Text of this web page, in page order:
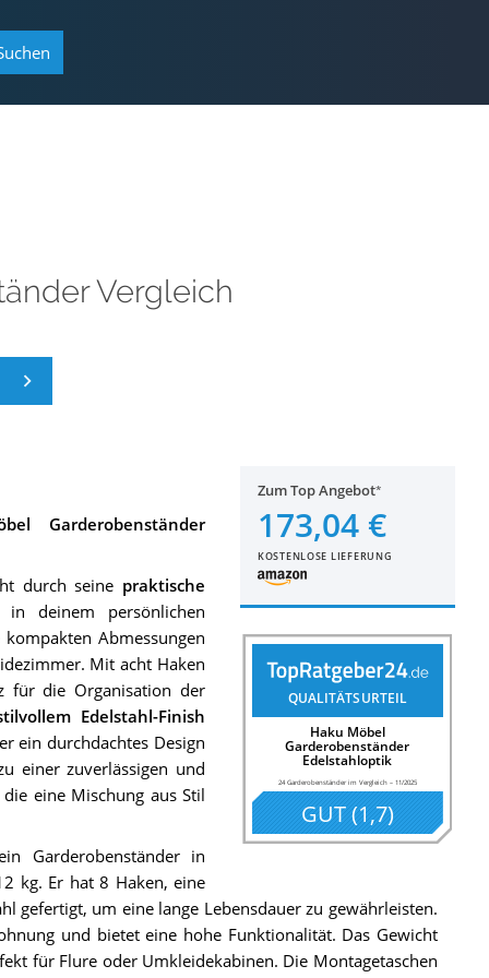
Vergleich
Zum Top Angebot
173,04 €
KOSTENLOSE LIEFERUNG
QUALITÄTSURTEIL
Haku Möbel
Garderobenständer
Edelstahloptik
24 Garderobenständer im Vergleich– 11/2025
GUT(1,7)
Garderobenständer
durch seine praktische
deinem persönlichen
Abmessungen
Mit acht Haken
für die Organisation der
Edelstahl-Finish
ein durchdachtes Design
einer zuverlässigen und
eine Mischung aus Stil
Garderobenständer in
kg. Er hat 8 Haken, eine
gefertigt, um eine lange Lebensdauer zu gewährleisten.
und bietet eine hohe Funktionalität. Das Gewicht
für Flure oder Umkleidekabinen. Die Montagetaschen